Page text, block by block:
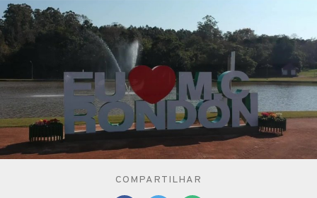
COMPARTILHAR